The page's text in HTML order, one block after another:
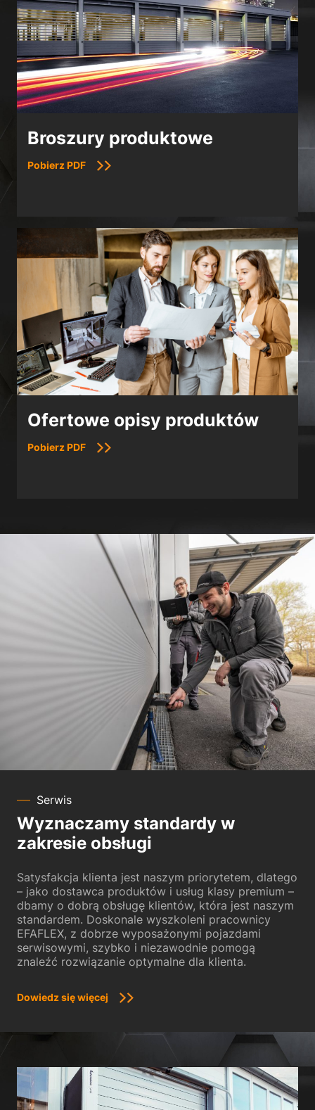
Broszury produktowe
Pobierz PDF
Ofertowe opisy produktów
Pobierz PDF
Serwis
Wyznaczamy standardy w
zakresie obsługi
Satysfakcja klienta jest naszym priorytetem, dlatego
– jako dostawca produktów i usług klasy premium –
dbamy o dobrą obsługę klientów, która jest naszym
standardem. Doskonale wyszkoleni pracownicy
EFAFLEX, z dobrze wyposażonymi pojazdami
serwisowymi, szybko i niezawodnie pomogą
znaleźć rozwiązanie optymalne dla klienta.
Dowiedz się więcej